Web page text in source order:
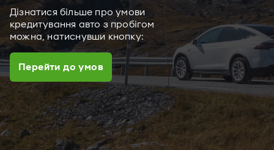
Дізнатися більше про умови
кредитування авто з пробігом
можна, натиснувши кнопку:
Перейти до умов